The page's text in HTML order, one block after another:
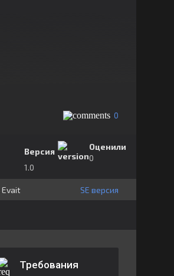
0
Версия
1.0
Оценили
0
⁣⁣⁣Evait SE версия
Требования